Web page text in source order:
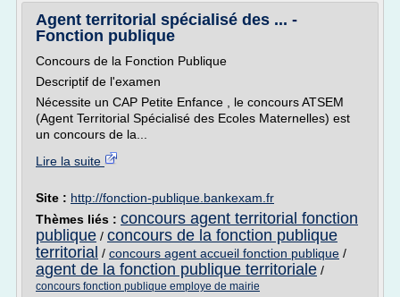
Agent territorial spécialisé des ... -
Fonction publique
Concours de la Fonction Publique
Descriptif de l'examen
Nécessite un CAP Petite Enfance , le concours ATSEM
(Agent Territorial Spécialisé des Ecoles Maternelles) est
un concours de la...
Lire la suite
Site : http://fonction-publique.bankexam.fr
Thèmes liés : concours agent territorial fonction
publique / concours de la fonction publique
territorial / concours agent accueil fonction publique /
agent de la fonction publique territoriale /
concours fonction publique employe de mairie